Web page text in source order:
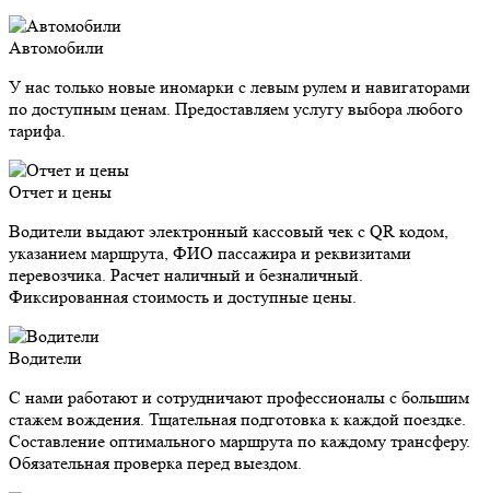
Автомобили
У нас только новые иномарки с левым рулем и навигаторами
по доступным ценам. Предоставляем услугу выбора любого
тарифа.
Отчет и цены
Водители выдают электронный кассовый чек с QR кодом,
указанием маршрута, ФИО пассажира и реквизитами
перевозчика. Расчет наличный и безналичный.
Фиксированная стоимость и доступные цены.
Водители
С нами работают и сотрудничают профессионалы с большим
стажем вождения. Тщательная подготовка к каждой поездке.
Составление оптимального маршрута по каждому трансферу.
Обязательная проверка перед выездом.